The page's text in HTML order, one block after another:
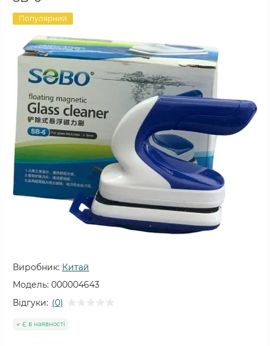
Популярний
Виробник: Китай
Модель: 000004643
Відгуки: (0)
Є в наявності